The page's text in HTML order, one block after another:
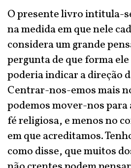
O presente livro intitula-
na medida em que nele
considera um grande
pergunta de que forma
poderia indicar a direção
Centrar-nos-emos mais
podemos mover-nos para
fé religiosa, e menos no
em que acreditamos.
como disse, que muitos